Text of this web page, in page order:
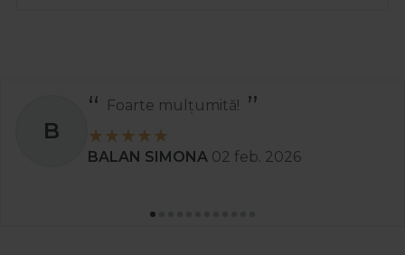
B
Foarte mulțumită!
BALAN SIMONA 02 feb. 2026